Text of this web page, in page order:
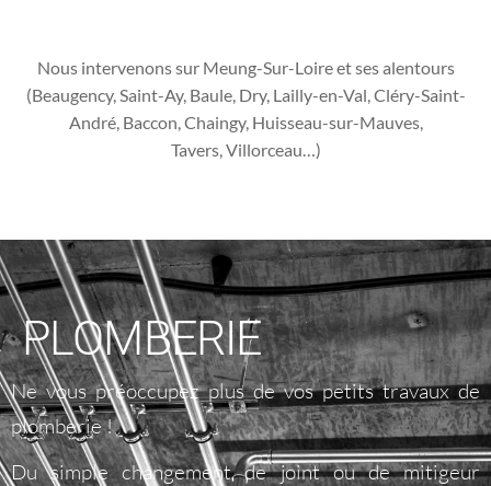
Nous intervenons sur Meung-Sur-Loire et ses alentours
(Beaugency, Saint-Ay, Baule, Dry, Lailly-en-Val, Cléry-Saint-
André, Baccon, Chaingy, Huisseau-sur-Mauves,
Tavers, Villorceau…)
PLOMBERIE
Ne vous préoccupez plus de vos petits travaux de
plomberie !
Du simple changement de joint ou de mitigeur